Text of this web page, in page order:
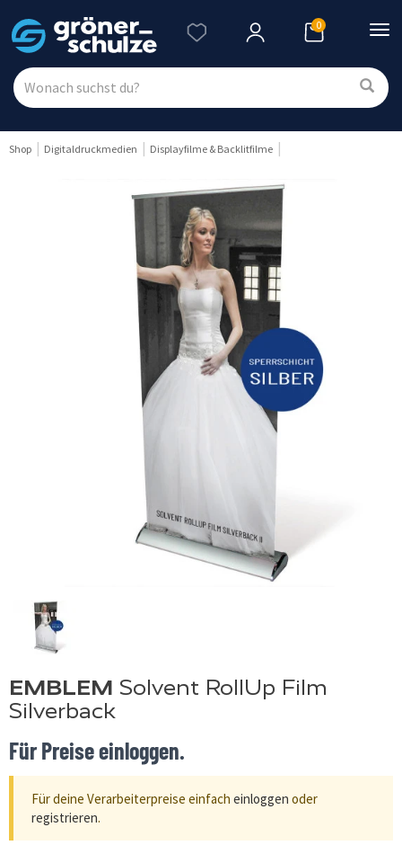
0
Shop Digitaldruckmedien Displayfilme & Backlitfilme
EMBLEM Solvent RollUp Film
Silverback
Für Preise einloggen.
Für deine Verarbeiterpreise einfach einloggen oder
registrieren.